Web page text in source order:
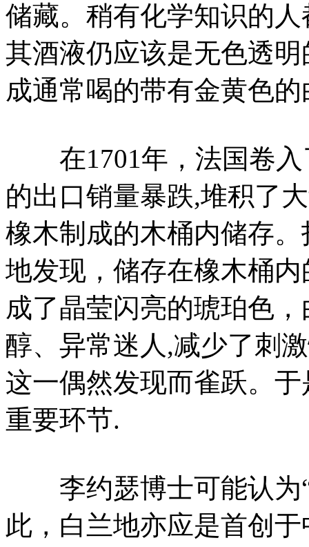
储藏。稍有化学知识的
其酒液仍应该是无色透
成通常喝的带有金黄色
在1701年，法国卷入
的出口销量暴跌,堆积了
橡木制成的木桶内储存
地发现，储存在橡木桶
成了晶莹闪亮的琥珀色
醇、异常迷人,减少了刺
这一偶然发现而雀跃。
重要环节.
李约瑟博士可能认为“
此，白兰地亦应是首创